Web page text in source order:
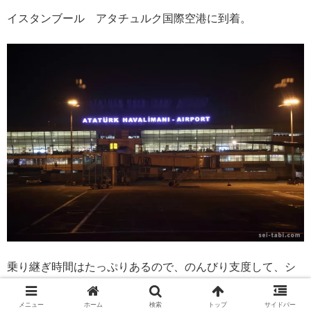
イスタンブール アタチュルク国際空港に到着。
乗り継ぎ時間はたっぷりあるので、のんびり支度して、シ
ンガリを歩きます。
メニュー ホーム 検索 トップ サイドバー